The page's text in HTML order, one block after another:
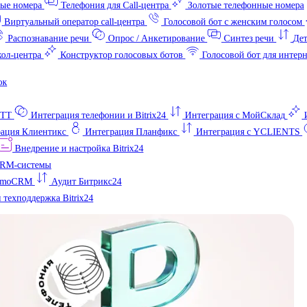
номера Телефония для Call-центра
Золотые телефонные номера
Виртуальный оператор call-центра Голосовой бот с женским голосом
Распознавание речи Опрос / Анкетирование Синтез речи
Конструктор голосовых ботов Голосовой бот для
Интеграция телефонии и Bitrix24 Интеграция с МойСклад
Клиентикс Интеграция Планфикс Интеграция с YCLIENTS
Внедрение и настройка Bitrix24
системы
Аудит Битрикс24
Bitrix24